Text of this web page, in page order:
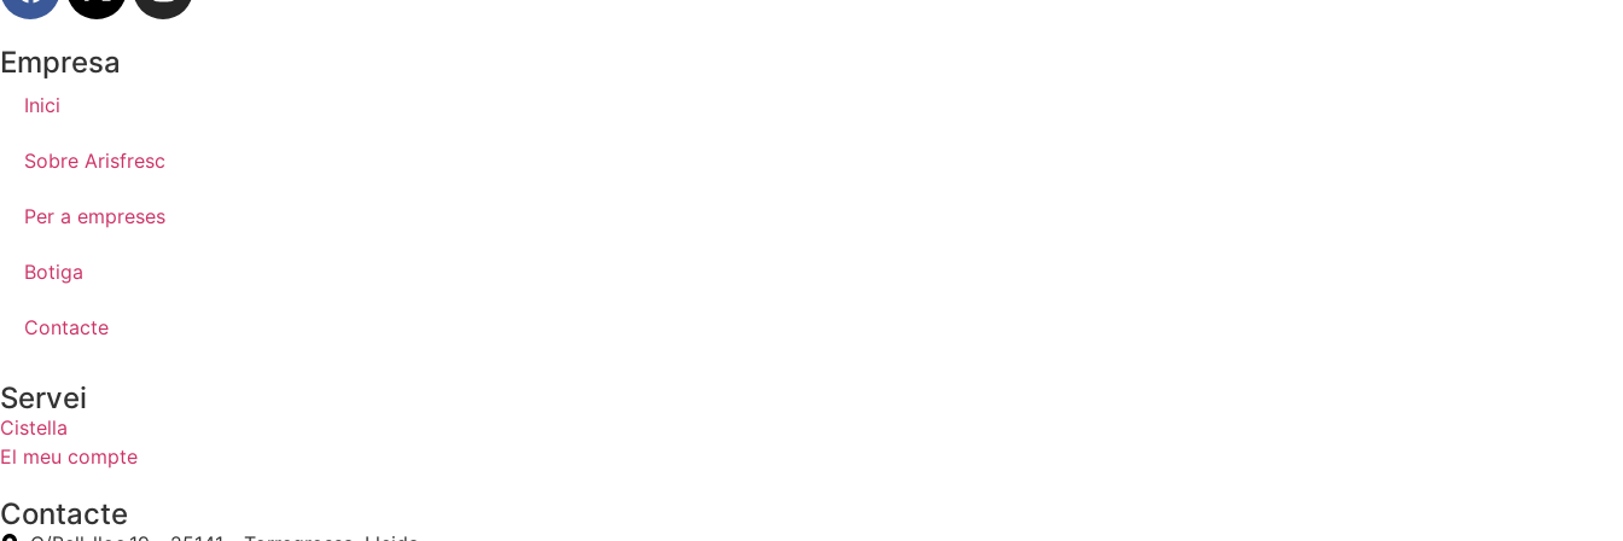
Empresa
Inici
Sobre Arisfresc
Per a empreses
Botiga
Contacte
Servei
Cistella
El meu compte
Contacte